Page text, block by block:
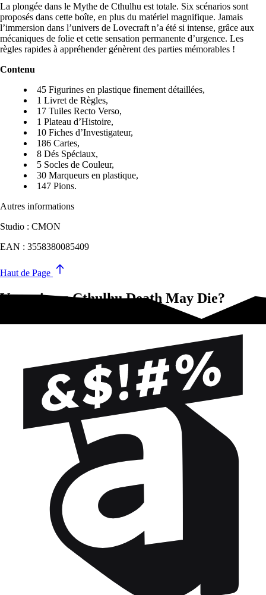
La plongée dans le Mythe de Cthulhu est totale. Six scénarios sont
proposés dans cette boîte, en plus du matériel magnifique. Jamais
l’immersion dans l’univers de Lovecraft n’a été si intense, grâce aux
mécaniques de folie et cette sensation permanente d’urgence. Les
règles rapides à appréhender génèrent des parties mémorables !
Contenu
45 Figurines en plastique finement détaillées,
1 Livret de Règles,
17 Tuiles Recto Verso,
1 Plateau d’Histoire,
10 Fiches d’Investigateur,
186 Cartes,
8 Dés Spéciaux,
5 Socles de Couleur,
30 Marqueurs en plastique,
147 Pions.
Autres informations
Studio : CMON
EAN : 3558380085409
Haut de Page
Vous aimez Cthulhu Death May Die?